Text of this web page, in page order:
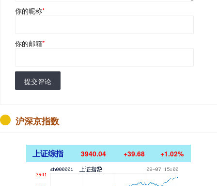
你的昵称*
你的邮箱*
提交评论
沪深京指数
上证综指 3940.04 +39.68 +1.02%